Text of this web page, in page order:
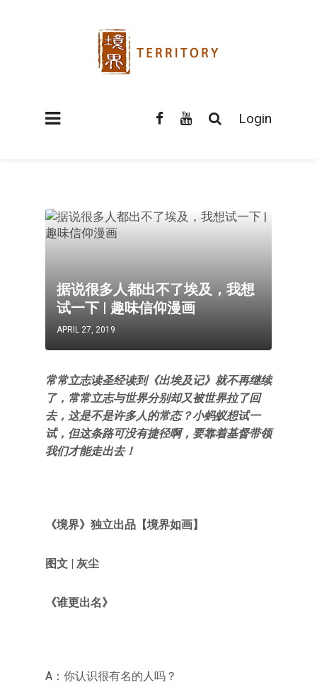
Login
据说很多人都出不了埃及，我想
试一下 | 趣味信仰漫画
APRIL 27, 2019
常常立志读圣经读到《出埃及记》就不再继续
了，常常立志与世界分别却又被世界拉了回
去，这是不是许多人的常态？小蚂蚁想试一
试，但这条路可没有捷径啊，要靠着基督带领
我们才能走出去！
《境界》 独立出品 【境界如画】
图文 | 灰尘
《谁更出名》
A：你认识很有名的人吗？